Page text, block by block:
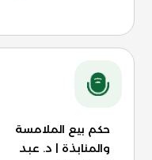
حكم بيع الملامسة
والمنابذة | د. عبد